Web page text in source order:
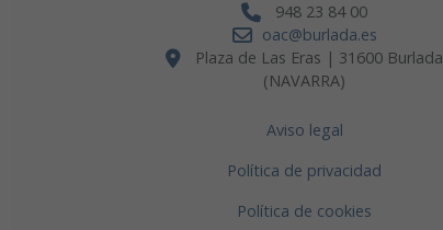
948 23 84 00
oac@burlada.es
Plaza de Las Eras | 31600 Burlada
(NAVARRA)
Aviso legal
Política de privacidad
Política de cookies